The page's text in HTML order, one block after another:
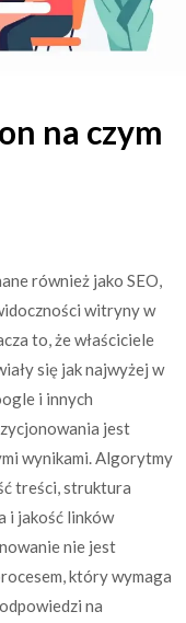
na czym
również jako SEO,
witryny w
to, że właściciele
się jak najwyżej w
i innych
jest
wynikami. Algorytmy
treści, struktura
i jakość linków
nie jest
który wymaga
na